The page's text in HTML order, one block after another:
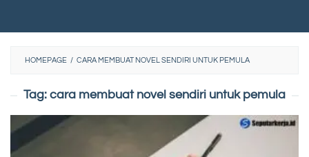
HOMEPAGE / CARA MEMBUAT NOVEL SENDIRI UNTUK PEMULA
Tag: cara membuat novel sendiri untuk pemula